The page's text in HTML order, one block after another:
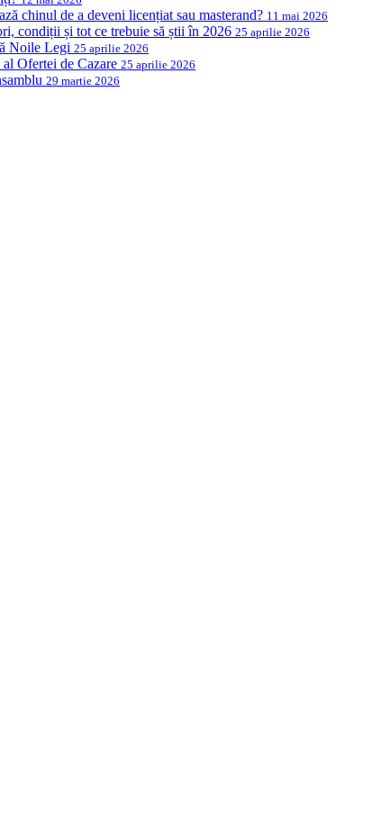
chinul de a deveni licențiat sau masterand? 11 mai 2026
condiții și tot ce trebuie să știi în 2026 25 aprilie 2026
Noile Legi 25 aprilie 2026
Ofertei de Cazare 25 aprilie 2026
29 martie 2026